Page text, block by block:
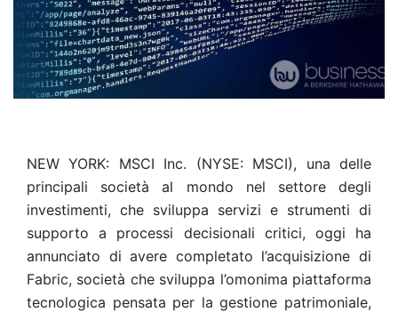
NEW YORK: MSCI Inc. (NYSE: MSCI), una delle
principali società al mondo nel settore degli
investimenti, che sviluppa servizi e strumenti di
supporto a processi decisionali critici, oggi ha
annunciato di avere completato l’acquisizione di
Fabric, società che sviluppa l’omonima piattaforma
tecnologica pensata per la gestione patrimoniale,